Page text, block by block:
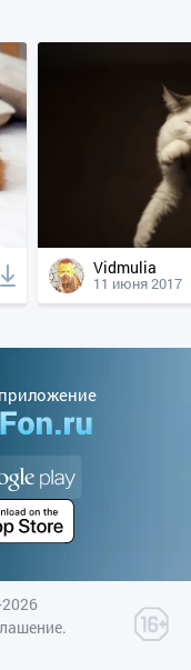
Vidmulia
11 июня 2017
.